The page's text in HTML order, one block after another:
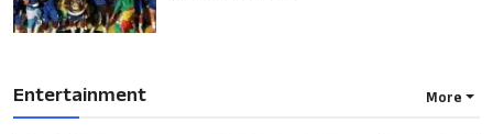
Entertainment More